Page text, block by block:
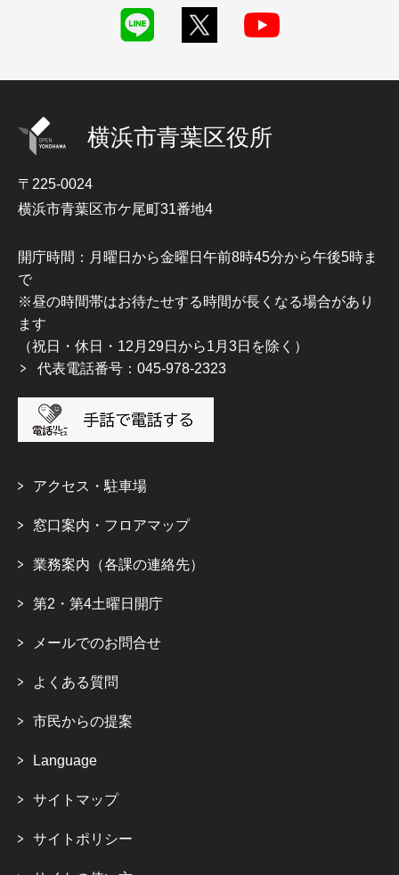
横浜市青葉区役所
〒225-0024
横浜市青葉区市ケ尾町31番地4
開庁時間：月曜日から金曜日午前8時45分から午後5時ま
で
※昼の時間帯はお待たせする時間が長くなる場合があり
ます
（祝日・休日・12月29日から1月3日を除く）
代表電話番号：045-978-2323
アクセス・駐車場
窓口案内・フロアマップ
業務案内（各課の連絡先）
第2・第4土曜日開庁
メールでのお問合せ
よくある質問
市民からの提案
Language
サイトマップ
サイトポリシー